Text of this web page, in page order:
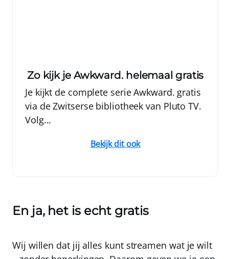
Zo kijk je Awkward. helemaal gratis
Je kijkt de complete serie Awkward. gratis
via de Zwitserse bibliotheek van Pluto TV.
Volg...
Bekijk dit ook
En ja, het is echt gratis
Wij willen dat jij alles kunt streamen wat je wilt